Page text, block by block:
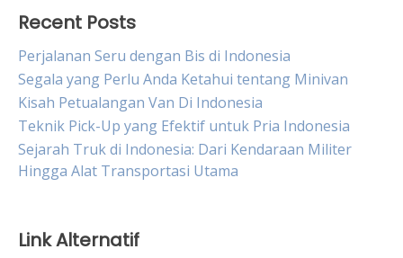
Recent Posts
Perjalanan Seru dengan Bis di Indonesia
Segala yang Perlu Anda Ketahui tentang Minivan
Kisah Petualangan Van Di Indonesia
Teknik Pick-Up yang Efektif untuk Pria Indonesia
Sejarah Truk di Indonesia: Dari Kendaraan Militer
Hingga Alat Transportasi Utama
Link Alternatif